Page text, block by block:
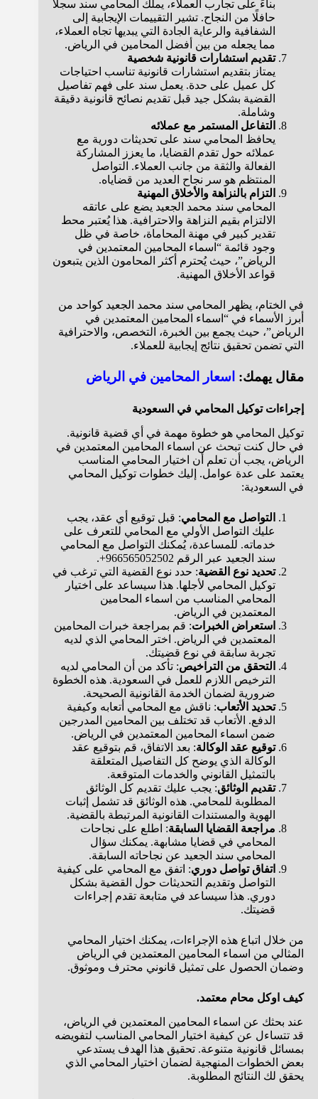
بناءً على تجارب العملاء، يملك المحامي سند سجلًا
حافلًا من النجاح. تشير التقييمات الإيجابية إلى
الشفافية والرعاية الجادة التي يبديها تجاه العملاء،
مما يجعله من بين أفضل المحامين في الرياض.
تقديم استشارات قانونية شخصية
يمتاز بتقديم استشارات قانونية تناسب احتياجات
كل عميل على حدة. يعمل سند على فهم تفاصيل
القضية بشكل جيد قبل تقديم نصائح قانونية دقيقة
وشاملة.
التفاعل المستمر مع عملائه
يحافظ المحامي سند على تحديثات دورية مع
عملائه حول تقدم القضايا، ما يعزز المشاركة
الفعالة والثقة من جانب العملاء. التواصل
المنتظم هو سر نجاح العديد من قضاياه.
التزام بالنزاهة والأخلاق المهنية
المحامي سند محمد الجعيد يضع على عاتقه
الالتزام بقيم النزاهة والاحترافية. هذا يُعتبر محط
تقدير كبير في مهنة المحاماة، خاصة في ظل
وجود قائمة “اسماء المحامين المعتمدين في
الرياض”، حيث يُحترم أكثر المحامون الذين يتبعون
قواعد الأخلاق المهنية.
في الختام، يظهر المحامي سند محمد الجعيد كواحد من
أبرز الأسماء في “اسماء المحامين المعتمدين في
الرياض”، حيث يجمع بين الخبرة، التخصص، والاحترافية
التي تضمن تحقيق نتائج إيجابية للعملاء.
مقال يهمك: اسعار المحامين في الرياض
إجراءات توكيل المحامي في السعودية
توكيل المحامي هو خطوة مهمة في أي قضية قانونية.
في حال كنت تبحث عن اسماء المحامين المعتمدين في
الرياض، يجب أن تعلم أن اختيار المحامي المناسب
يعتمد على عدة عوامل. إليك خطوات توكيل المحامي
في السعودية:
التواصل مع المحامي: قبل توقيع أي عقد، يجب
عليك التواصل الأولي مع المحامي للتعرف على
خدماته. للمساعدة، يُمكنك التواصل مع المحامي
سند الجعيد عبر الرقم 966565052502+.
تحديد نوع القضية: حدد نوع القضية التي ترغب في
توكيل المحامي لأجلها. هذا سيساعد على اختيار
المحامي المناسب من اسماء المحامين
المعتمدين في الرياض.
استعراض الخبرات: قم بمراجعة خبرات المحامين
المعتمدين في الرياض. اختر المحامي الذي لديه
تجربة سابقة في نوع قضيتك.
التحقق من التراخيص: تأكد من أن المحامي لديه
الترخيص اللازم للعمل في السعودية. هذه الخطوة
ضرورية لضمان الخدمة القانونية الصحيحة.
تحديد الأتعاب: ناقش مع المحامي أتعابه وكيفية
الدفع. الأتعاب قد تختلف بين المحامين المدرجين
ضمن اسماء المحامين المعتمدين في الرياض.
توقيع عقد الوكالة: بعد الاتفاق، قم بتوقيع عقد
الوكالة الذي يوضح كل التفاصيل المتعلقة
بالتمثيل القانوني والخدمات المتوقعة.
تقديم الوثائق: يجب عليك تقديم كل الوثائق
المطلوبة للمحامي. هذه الوثائق قد تشمل إثبات
الهوية والمستندات القانونية المرتبطة بالقضية.
مراجعة القضايا السابقة: اطلع على نجاحات
المحامي في قضايا مشابهة. يمكنك سؤال
المحامي سند الجعيد عن نجاحاته السابقة.
اتفاق تواصل دوري: اتفق مع المحامي على كيفية
التواصل وتقديم التحديثات حول القضية بشكل
دوري. هذا سيساعد في متابعة تقدم إجراءات
قضيتك.
من خلال اتباع هذه الإجراءات، يمكنك اختيار المحامي
المثالي من اسماء المحامين المعتمدين في الرياض
وضمان الحصول على تمثيل قانوني محترف وموثوق.
كيف اوكل محام معتمد.
عند بحثك عن اسماء المحامين المعتمدين في الرياض،
قد تتساءل عن كيفية اختيار المحامي المناسب لتفويضه
بمسائل قانونية متنوعة. تحقيق هذا الهدف يستدعي
بعض الخطوات المنهجية لضمان اختيار المحامي الذي
يحقق لك النتائج المطلوبة.